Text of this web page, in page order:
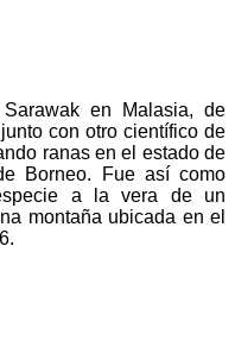
en Malasia, de
con otro científico de
ranas en el estado de
Borneo. Fue así como
a la vera de un
montaña ubicada en el